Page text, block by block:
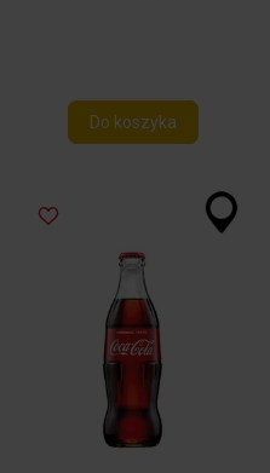
Do koszyka